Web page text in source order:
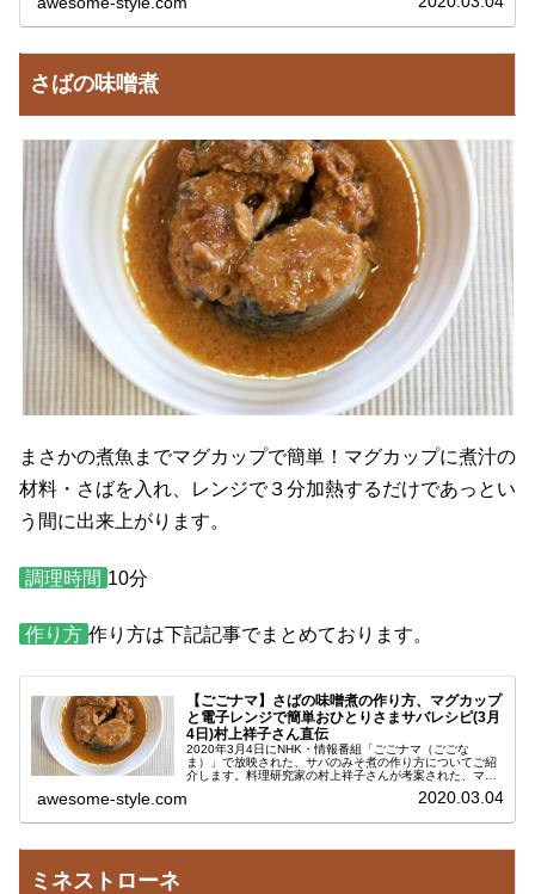
さばの味噌煮
まさかの煮魚までマグカップで簡単！マグカップに煮汁の
材料・さばを入れ、レンジで３分加熱するだけであっとい
う間に出来上がります。
調理時間 10分
作り方 作り方は下記記事でまとめております。
【ごごナマ】さばの味噌煮の作り方、マグカップ
と電子レンジで簡単おひとりさまサバレシピ(3月
4日)村上祥子さん直伝
2020年3月4日にNHK・情報番組「ごごナマ（ごごな
ま）」で放映された、サバのみそ煮の作り方についてご紹
介します。料理研究家の村上祥子さんが考案された、マグ
awesome-style.com 2020.03.04
ミネストローネ